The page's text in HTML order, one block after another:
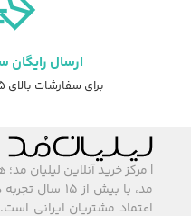
ارسال
برای سفارشات بالای ۲.۵ میلیون تومان
| مرکز خرید آنلاین لیلیان
مد، با بیش